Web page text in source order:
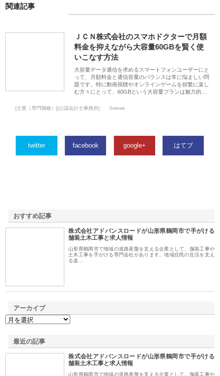
関連記事
ＪＣＮ株式会社のスマホドクターで月額
料金を抑えながら大容量60GBを賢く使
いこなす方法
大容量データ通信を求めるスマートフォンユーザーにと
って、月額料金と通信容量のバランスは常に悩ましい問
題です。特に動画視聴やオンラインゲームを頻繁に楽し
む方々にとって、60GBという大容量プランは魅力的…
[士業（専門職種）][公認会計士事務所] 0views
twitter facebook google+ はてブ
おすすめ記事
株式会社アドバンスロードが山形県鶴岡市で手がける
舗装土木工事と求人情報
山形県鶴岡市で地域の道路基盤を支える企業として、舗装工事や
土木工事を手がける専門会社があります。地域住民の生活を支え
る道…
アーカイブ
最近の記事
株式会社アドバンスロードが山形県鶴岡市で手がける
舗装土木工事と求人情報
山形県鶴岡市で地域の道路基盤を支える企業として、舗装工事や